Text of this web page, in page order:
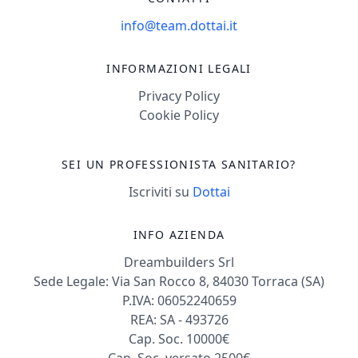
bambini, adolescenti
effettuo in caso di
difficoltà di memoria
l'intero percorso per
All'interno dello
studio del quale sono
responsabile, c'è
inoltre, un'equipe di
info@team.dottai.it
INFORMAZIONI LEGALI
Privacy Policy
Cookie Policy
SEI UN PROFESSIONISTA SANITARIO?
Iscriviti su Dottai
INFO AZIENDA
Dreambuilders Srl
Sede Legale: Via San Rocco 8, 84030 Torraca (SA)
P.IVA: 06052240659
REA: SA - 493726
Cap. Soc. 10000€